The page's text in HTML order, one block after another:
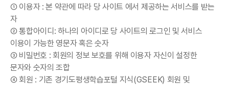
① 이용자 : 본 약관에 따라 당 사이트 에서 제공하는 서비스를 받는
자
② 통합아이디: 하나의 아이디로 당 사이트의 로그인 및 서비스
이용이 가능한 영문자 혹은 숫자
③ 비밀번호 : 회원의 정보 보호를 위해 이용자 자신이 설정한
문자와 숫자의 조합
④ 회원 : 기존 경기도평생학습포털 지식(GSEEK) 회원 및